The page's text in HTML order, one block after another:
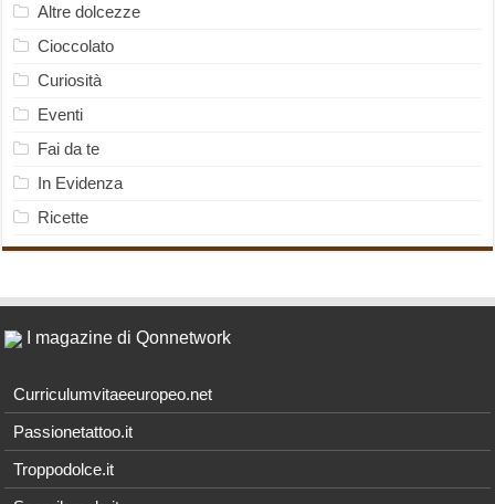
Altre dolcezze
Cioccolato
Curiosità
Eventi
Fai da te
In Evidenza
Ricette
I magazine di Qonnetwork
Curriculumvitaeeuropeo.net
Passionetattoo.it
Troppodolce.it